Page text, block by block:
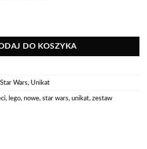
DO KOSZYKA
Star Wars, Unikat
, lego, nowe, star wars, unikat, zestaw